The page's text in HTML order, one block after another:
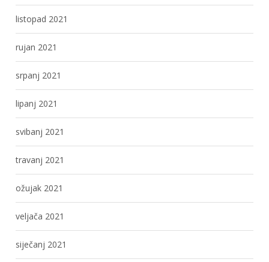
listopad 2021
rujan 2021
srpanj 2021
lipanj 2021
svibanj 2021
travanj 2021
ožujak 2021
veljača 2021
siječanj 2021